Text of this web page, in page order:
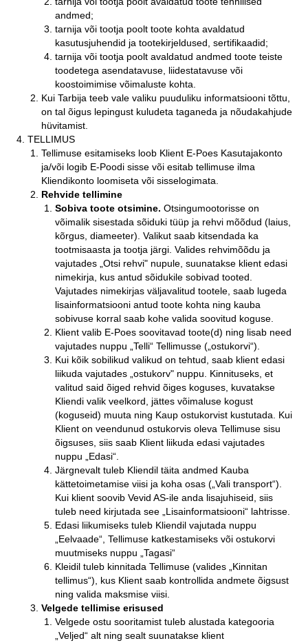
andmed;
tarnija või tootja poolt toote kohta avaldatud
kasutusjuhendid ja tootekirjeldused, sertifikaadid;
tarnija või tootja poolt avaldatud andmed toote teiste
toodetega asendatavuse, liidestatavuse või
koostoimimise võimaluste kohta.
Kui Tarbija teeb vale valiku puuduliku informatsiooni tõttu,
on tal õigus lepingust kuludeta taganeda ja nõudakahjude
hüvitamist.
TELLIMUS
Tellimuse esitamiseks loob Klient E-Poes Kasutajakonto
ja/või logib E-Poodi sisse või esitab tellimuse ilma
Kliendikonto loomiseta või sisselogimata.
Rehvide tellimine
Sobiva toote otsimine. Otsingumootorisse on
võimalik sisestada sõiduki tüüp ja rehvi mõõdud (laius,
kõrgus, diameeter). Valikut saab kitsendada ka
tootmisaasta ja tootja järgi. Valides rehvimõõdu ja
vajutades „Otsi rehvi" nupule, suunatakse klient edasi
nimekirja, kus antud sõidukile sobivad tooted.
Vajutades nimekirjas väljavalitud tootele, saab lugeda
lisainformatsiooni antud toote kohta ning kauba
sobivuse korral saab kohe valida soovitud koguse.
Klient valib E-Poes soovitavad toote(d) ning lisab need
vajutades nuppu „Telli“ Tellimusse („ostukorvi“).
Kui kõik sobilikud valikud on tehtud, saab klient edasi
liikuda vajutades „ostukorv" nuppu. Kinnituseks, et
valitud said õiged rehvid õiges koguses, kuvatakse
Kliendi valik veelkord, jättes võimaluse kogust
(koguseid) muuta ning Kaup ostukorvist kustutada. Kui
Klient on veendunud ostukorvis oleva Tellimuse sisu
õigsuses, siis saab Klient liikuda edasi vajutades
nuppu „Edasi“.
Järgnevalt tuleb Kliendil täita andmed Kauba
kättetoimetamise viisi ja koha osas („Vali transport“).
Kui klient soovib Vevid AS-ile anda lisajuhiseid, siis
tuleb need kirjutada see „Lisainformatsiooni“ lahtrisse.
Edasi liikumiseks tuleb Kliendil vajutada nuppu
„Eelvaade“, Tellimuse katkestamiseks või ostukorvi
muutmiseks nuppu „Tagasi“
Kleidil tuleb kinnitada Tellimuse (valides „Kinnitan
tellimus“), kus Klient saab kontrollida andmete õigsust
ning valida maksmise viisi.
Velgede tellimise erisused
Velgede ostu sooritamist tuleb alustada kategooria
„Veljed“ alt ning sealt suunatakse klient